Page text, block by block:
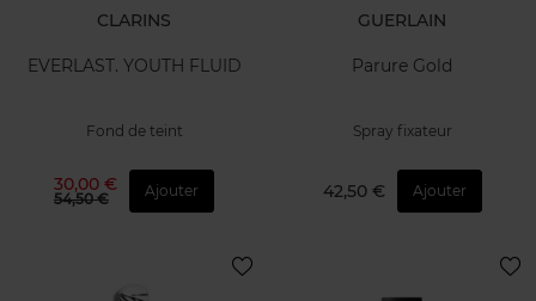
CLARINS
EVERLAST. YOUTH FLUID
Fond de teint
30,00 €
54,50 € Ajouter
GUERLAIN
Parure Gold
Spray fixateur
42,50 € Ajouter